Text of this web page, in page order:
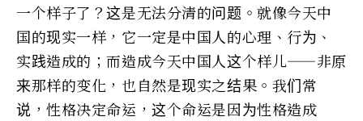
一个样子了？这是无法分清的问题。就像今天中
国的现实一样，它一定是中国人的心理、行为、
实践造成的；而造成今天中国人这个样儿——非原
来那样的变化，也自然是现实之结果。我们常
说，性格决定命运，这个命运是因为性格造成